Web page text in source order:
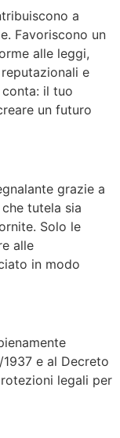
a
Favoriscono un
alle leggi,
e
conta: il tuo
un futuro
grazie a
tutela sia
Solo le
alle
in modo
e al Decreto
legali per